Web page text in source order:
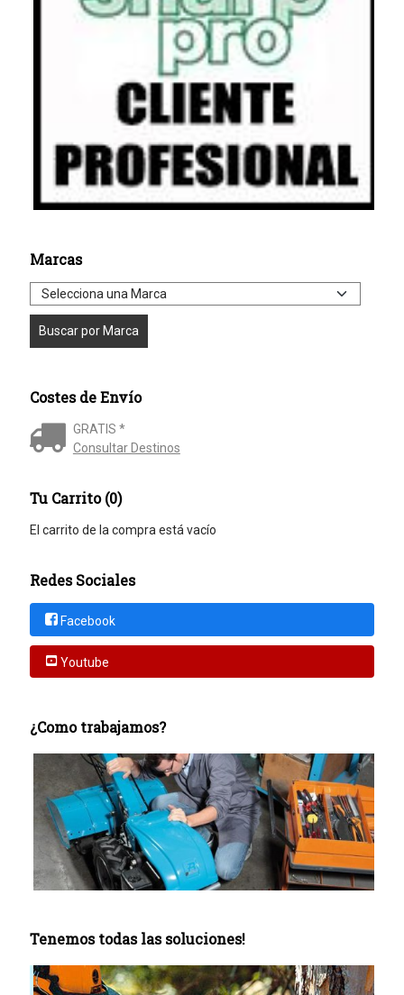
Marcas
Costes de Envío
GRATIS *
Consultar Destinos
Tu Carrito (0)
El carrito de la compra está vacío
Redes Sociales
Facebook
Youtube
¿Como trabajamos?
Tenemos todas las soluciones!